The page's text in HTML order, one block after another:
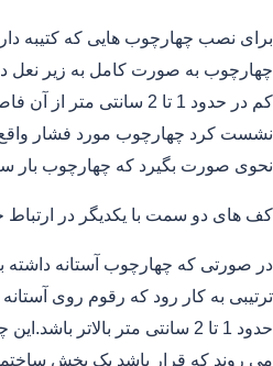
برای نصب چهارچوب هایی که کتیبه
چهارچوب به صورت کامل به زیر
کم در حدود 1 تا 2 سانتی
نشست کرد چهارچوب مورد فشار واقع
نحوی صورت بگیرد که چهارچوب بار
کف های دو سمت با یکدیگر در ارتباط
در صورتی که چهارچوب آستانه داشته
ترتیبی به کار رود که رقوم روی
حدود 1 تا 2 سانتی متر بالاتر
می روند که قرار باشد یک بخش